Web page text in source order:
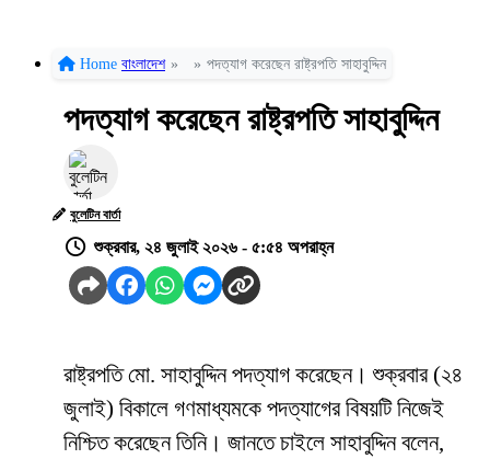
Home বাংলাদেশ » » পদত্যাগ করেছেন রাষ্ট্রপতি সাহাবুদ্দিন
পদত্যাগ করেছেন রাষ্ট্রপতি সাহাবুদ্দিন
বুলেটিন বার্তা
শুক্রবার, ২৪ জুলাই ২০২৬ - ৫:৫৪ অপরাহ্ন
রাষ্ট্রপতি মো. সাহাবুদ্দিন পদত্যাগ করেছেন। শুক্রবার (২৪
জুলাই) বিকালে গণমাধ্যমকে পদত্যাগের বিষয়টি নিজেই
নিশ্চিত করেছেন তিনি। জানতে চাইলে সাহাবুদ্দিন বলেন,